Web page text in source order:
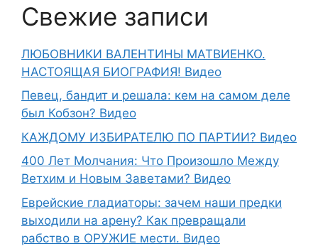
Свежие записи
ЛЮБОВНИКИ ВАЛЕНТИНЫ МАТВИЕНКО.
НАСТОЯЩАЯ БИОГРАФИЯ! Видео
Певец, бандит и решала: кем на самом деле
был Кобзон? Видео
КАЖДОМУ ИЗБИРАТЕЛЮ ПО ПАРТИИ? Видео
400 Лет Молчания: Что Произошло Между
Ветхим и Новым Заветами? Видео
Еврейские гладиаторы: зачем наши предки
выходили на арену? Как превращали
рабство в ОРУЖИЕ мести. Видео